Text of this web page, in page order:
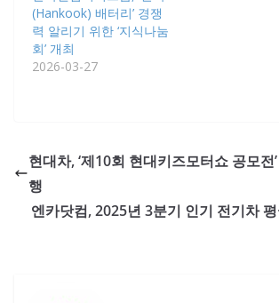
(Hankook) 배터리’ 경쟁
력 알리기 위한 ‘지식나눔
회’ 개최
2026-03-27
현대차, ‘제10회 현대키즈모터쇼 공모전
행
엔카닷컴, 2025년 3분기 인기 전기차